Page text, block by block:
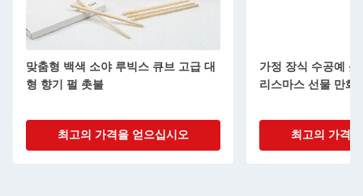
루빅스 큐브 고급 대
을 얻으십시오
가정 장식 수공예 촛불 창의적 신품 크
리스마스 선물 만화 귀여운 와플
최고의 가격을 얻으십시오